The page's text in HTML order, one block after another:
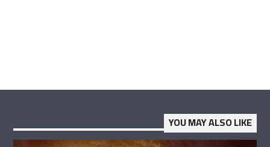
YOU MAY ALSO LIKE